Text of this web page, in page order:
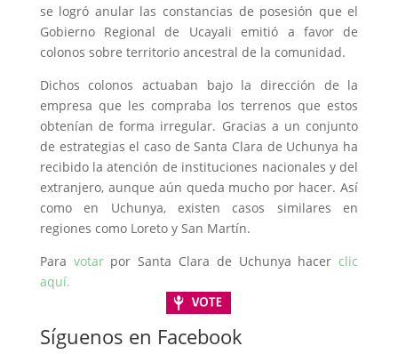
se logró anular las constancias de posesión que el
Gobierno Regional de Ucayali emitió a favor de
colonos sobre territorio ancestral de la comunidad.
Dichos colonos actuaban bajo la dirección de la
empresa que les compraba los terrenos que estos
obtenían de forma irregular. Gracias a un conjunto
de estrategias el caso de Santa Clara de Uchunya ha
recibido la atención de instituciones nacionales y del
extranjero, aunque aún queda mucho por hacer. Así
como en Uchunya, existen casos similares en
regiones como Loreto y San Martín.
Para votarpor Santa Clara de Uchunya hacer clic
aquí.
Síguenos en Facebook